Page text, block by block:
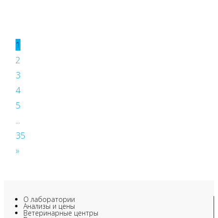
1
2
3
4
5
...
35
»
О лаборатории
Анализы и цены
Ветеринарные центры